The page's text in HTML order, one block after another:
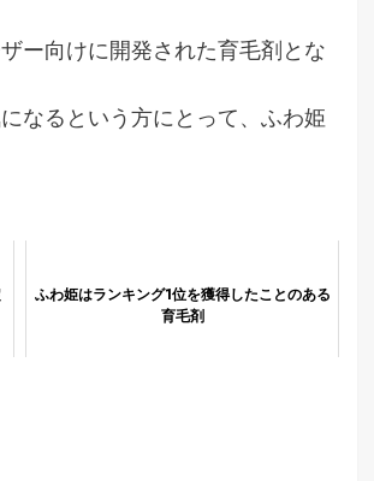
ー向けに開発された育毛剤とな
なるという方にとって、ふわ姫
ふわ姫はランキング1位を獲得したことのある
育毛剤